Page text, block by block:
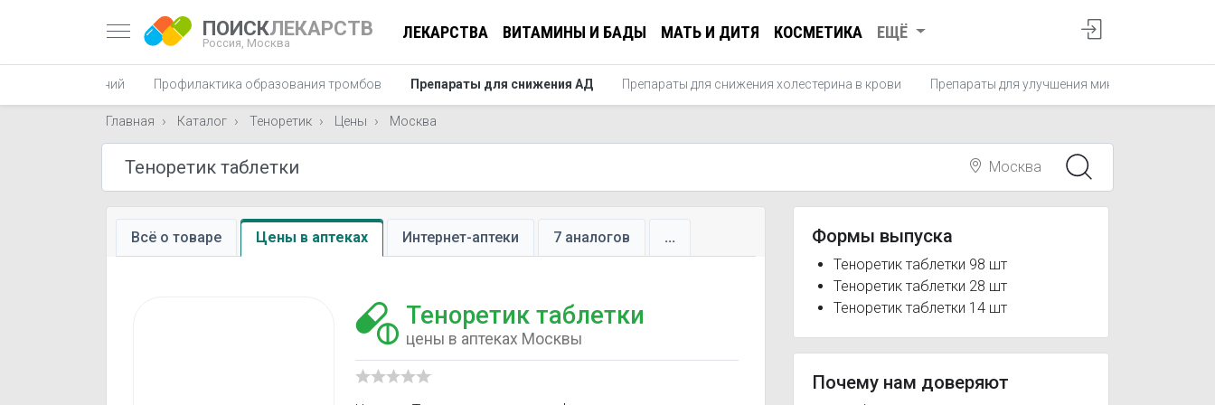
ПОИСКЛЕКАРСТВ
Россия, Москва
ЛЕКАРСТВА ВИТАМИНЫ И БАДЫ МАТЬ И ДИТЯ КОСМЕТИКА ЕЩЁ
заболеваний Профилактика образования тромбов Препараты для снижения АД Препараты для снижения холестерина в крови Препараты для улучшения микроциркуляции
Главная Каталог Теноретик Цены Москва
Москва
Всё о товаре Цены в аптеках Интернет-аптеки 7 аналогов ...
Теноретик таблетки
цены в аптеках Москвы
Формы выпуска
Теноретик таблетки 98 шт
Теноретик таблетки 28 шт
Теноретик таблетки 14 шт
Почему нам доверяют